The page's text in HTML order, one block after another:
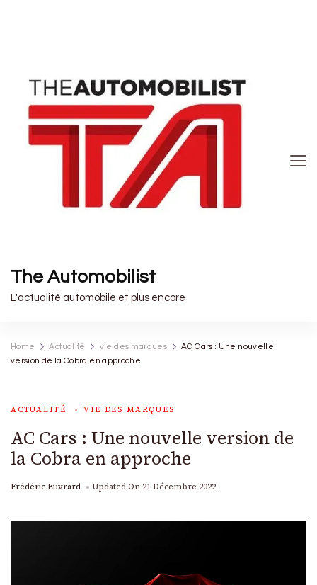
The Automobilist
L'actualité automobile et plus encore
Home Actualité vie des marques
AC Cars : Une nouvelle
version de la Cobra en approche
ACTUALITÉ VIE DES MARQUES
AC Cars : Une nouvelle version de
la Cobra en approche
Frédéric Euvrard Updated On 21 Décembre 2022